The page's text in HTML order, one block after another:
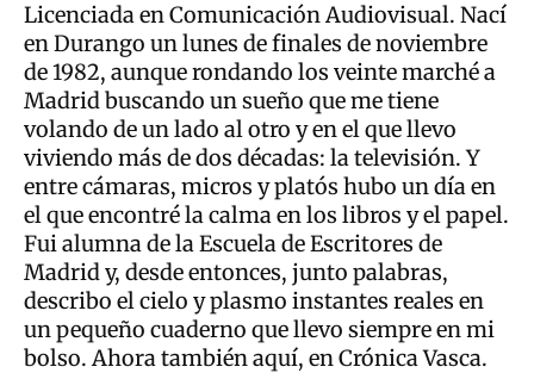
Licenciada en Comunicación Audiovisual. Nací
en Durango un lunes de finales de noviembre
de 1982, aunque rondando los veinte marché a
Madrid buscando un sueño que me tiene
volando de un lado al otro y en el que llevo
viviendo más de dos décadas: la televisión. Y
entre cámaras, micros y platós hubo un día en
el que encontré la calma en los libros y el papel.
Fui alumna de la Escuela de Escritores de
Madrid y, desde entonces, junto palabras,
describo el cielo y plasmo instantes reales en
un pequeño cuaderno que llevo siempre en mi
bolso. Ahora también aquí, en Crónica Vasca.